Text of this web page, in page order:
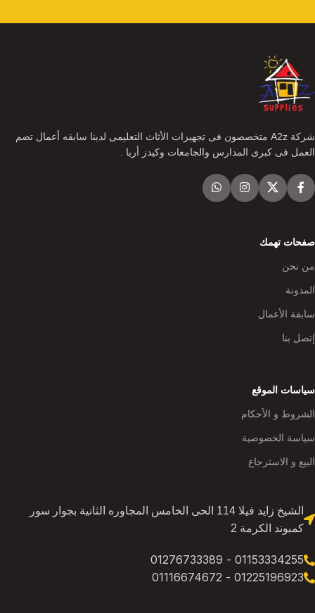
شركة A2z متخصصون فى تجهيزات الأثاث التعليمى لدينا سابقه أعمال تضم
العمل فى كبرى المدارس والجامعات وكيدز أريا .
صفحات تهمك
من نحن
المدونة
سابقة الأعمال
إتصل بنا
سياسات الموقع
الشروط و الأحكام
سياسة الخصوصية
البيع و الاسترجاع
الشيخ زايد فيلا 114 الحى الخامس المجاوره الثانية بجوار سور
كمبوند الكرمة 2
01153334255 - 01276733389
01225196923 - 01116674672